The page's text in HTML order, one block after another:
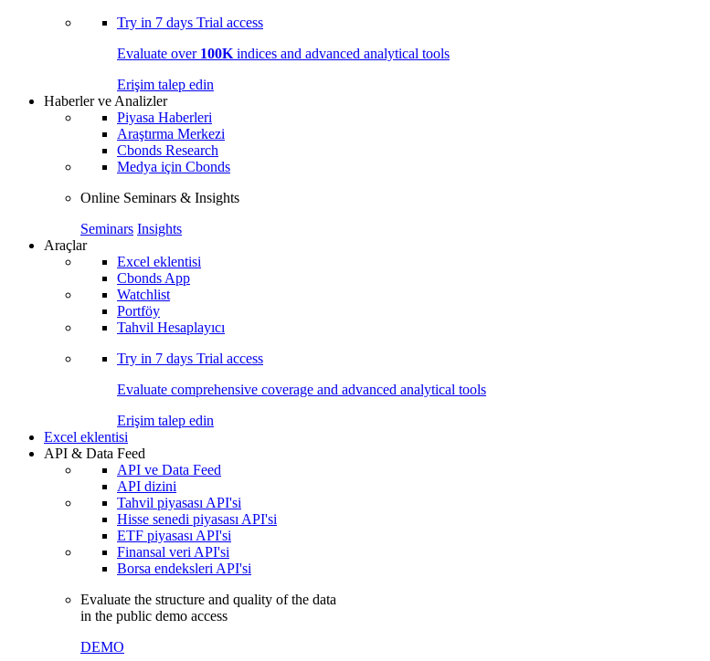
Try in 7 days Trial access
Evaluate over 100K indices and advanced analytical tools
Erişim talep edin
Haberler ve Analizler
Piyasa Haberleri
Araştırma Merkezi
Cbonds Research
Medya için Cbonds
Online Seminars & Insights
Seminars Insights
Araçlar
Excel eklentisi
Cbonds App
Watchlist
Portföy
Tahvil Hesaplayıcı
Try in 7 days Trial access
Evaluate comprehensive coverage and advanced analytical tools
Erişim talep edin
Excel eklentisi
API & Data Feed
API ve Data Feed
API dizini
Tahvil piyasası API'si
Hisse senedi piyasası API'si
ETF piyasası API'si
Finansal veri API'si
Borsa endeksleri API'si
Evaluate the structure and quality of the data
in the public demo access
DEMO